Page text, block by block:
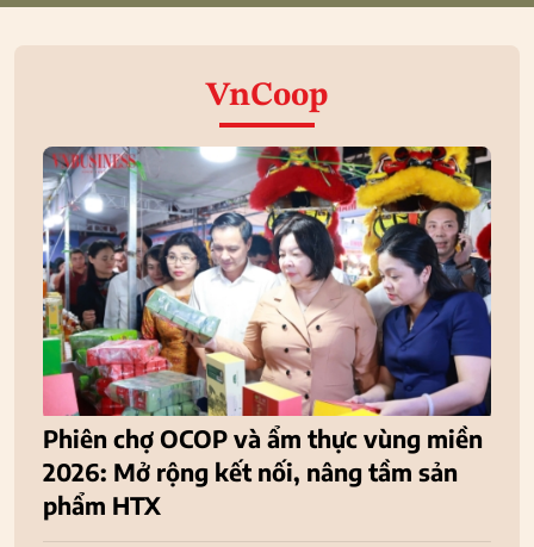
VnCoop
Phiên chợ OCOP và ẩm thực vùng miền
2026: Mở rộng kết nối, nâng tầm sản
phẩm HTX